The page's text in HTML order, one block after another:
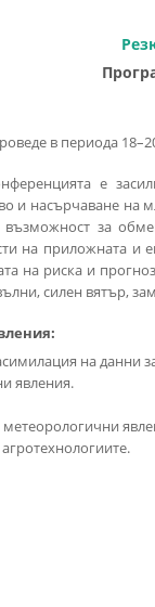
в периода
е
и насърчаване на
за
на приложната и
на риска и
силен вятър,
на данни
явления.